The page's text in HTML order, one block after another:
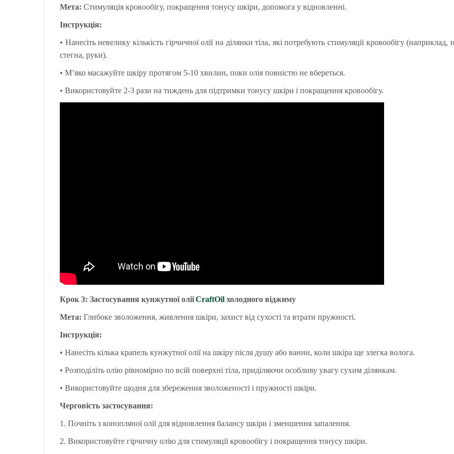
Мета: Стимуляція кровообігу, покращення тонусу шкіри, допомога у відновленні.
Інструкція:
• Нанесіть невелику кількість гірчичної олії на ділянки тіла, які потребують стимуляції кровообігу (наприклад,
стегна, руки).
• М’яко масажуйте шкіру протягом 5-10 хвилин, поки олія повністю не вбереться.
• Використовуйте 2-3 рази на тиждень для підтримки тонусу шкіри і покращення кровообігу.
Крок 3: Застосування кунжутної оліїCraftOil холодного віджиму
Мета: Глибоке зволоження, живлення шкіри, захист від сухості та втрати пружності.
Інструкція:
• Нанесіть кілька крапель кунжутної олії на шкіру після душу або ванни, коли шкіра ще злегка волога.
• Розподіліть олію рівномірно по всій поверхні тіла, приділяючи особливу увагу сухим ділянкам.
• Використовуйте щодня для збереження зволоженості і пружності шкіри.
Черговість застосування:
1. Почніть з конопляної олії для відновлення балансу шкіри і зменшення запалення.
2. Використовуйте гірчичну олію для стимуляції кровообігу і покращення тонусу шкіри.